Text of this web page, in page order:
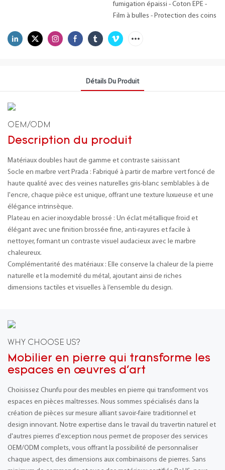
fumigation épaissi - Coton EPE -
Film à bulles - Protection des coins
Détails Du Produit
OEM/ODM
Description du produit
Matériaux doubles haut de gamme et contraste saisissant
Socle en marbre vert Prada : Fabriqué à partir de marbre vert foncé de
haute qualité avec des veines naturelles gris-blanc semblables à de
l'encre, chaque pièce est unique, offrant une texture luxueuse et une
élégance intrinsèque.
Plateau en acier inoxydable brossé : Un éclat métallique froid et
élégant avec une finition brossée fine, anti-rayures et facile à
nettoyer, formant un contraste visuel audacieux avec le marbre
chaleureux.
Complémentarité des matériaux : Elle conserve la chaleur de la pierre
naturelle et la modernité du métal, ajoutant ainsi de riches
dimensions tactiles et visuelles à l’ensemble du design.
WHY CHOOSE US?
Mobilier en pierre qui transforme les
espaces en œuvres d'art
Choisissez Chunfu pour des meubles en pierre qui transforment vos
espaces en pièces maîtresses. Nous sommes spécialisés dans la
création de pièces sur mesure alliant savoir-faire traditionnel et
design innovant. Notre expertise dans le travail du travertin naturel et
d'autres pierres d'exception nous permet de proposer des services
OEM/ODM complets, vous offrant la possibilité de personnaliser
chaque aspect, des dimensions aux combinaisons de pierres. Sans